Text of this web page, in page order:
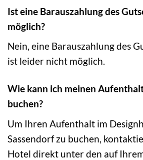
Ist eine Barauszahlung des
möglich?
Nein, eine Barauszahlung des
ist leider nicht möglich.
Wie kann ich meinen
buchen?
Um Ihren Aufenthalt im
Sassendorf zu buchen,
Hotel direkt unter den auf